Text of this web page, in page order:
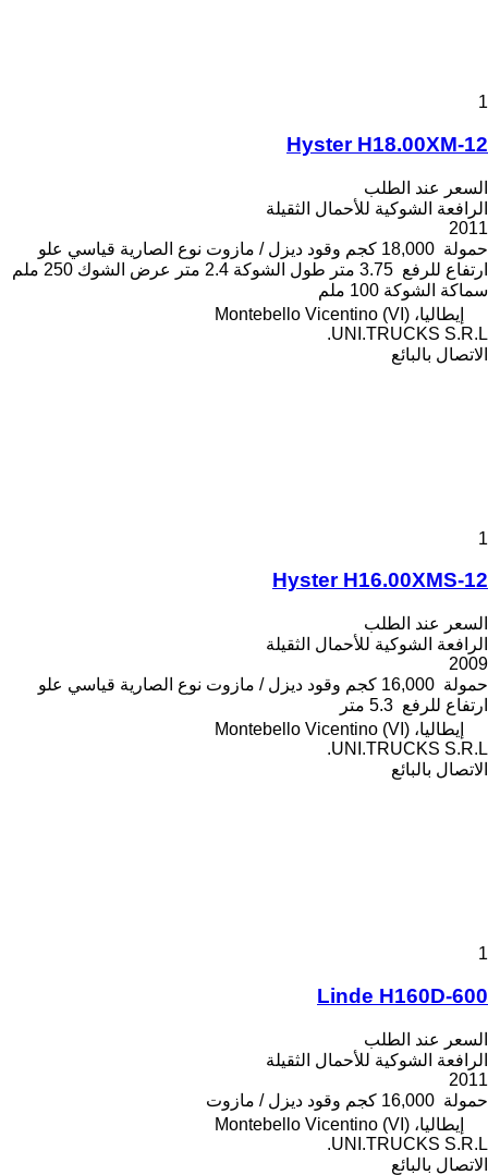
1
Hyster H18.00XM-12
السعر عند الطلب
الرافعة الشوكية للأحمال الثقيلة
2011
حمولة 18,000 كجم وقود ديزل / مازوت نوع الصارية قياسي علو
ارتفاع للرفع 3.75 متر طول الشوكة 2.4 متر عرض الشوك 250 ملم
سماكة الشوكة 100 ملم
إيطاليا، Montebello Vicentino (VI)
UNI.TRUCKS S.R.L.
الاتصال بالبائع
1
Hyster H16.00XMS-12
السعر عند الطلب
الرافعة الشوكية للأحمال الثقيلة
2009
حمولة 16,000 كجم وقود ديزل / مازوت نوع الصارية قياسي علو
ارتفاع للرفع 5.3 متر
إيطاليا، Montebello Vicentino (VI)
UNI.TRUCKS S.R.L.
الاتصال بالبائع
1
Linde H160D-600
السعر عند الطلب
الرافعة الشوكية للأحمال الثقيلة
2011
حمولة 16,000 كجم وقود ديزل / مازوت
إيطاليا، Montebello Vicentino (VI)
UNI.TRUCKS S.R.L.
الاتصال بالبائع